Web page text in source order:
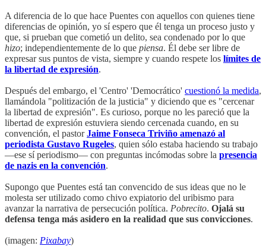
A diferencia de lo que hace Puentes con aquellos con quienes tiene
diferencias de opinión, yo sí espero que él tenga un proceso justo y
que, si prueban que cometió un delito, sea condenado por lo que
hizo; independientemente de lo que piensa. Él debe ser libre de
expresar sus puntos de vista, siempre y cuando respete los límites de
la libertad de expresión.
Después del embargo, el 'Centro' 'Democrático' cuestionó la medida,
llamándola "politización de la justicia" y diciendo que es "cercenar
la libertad de expresión". Es curioso, porque no les pareció que la
libertad de expresión estuviera siendo cercenada cuando, en su
convención, el pastorJaime Fonseca Triviño amenazó al
periodista Gustavo Rugeles, quien sólo estaba haciendo su trabajo
—ese sí periodismo— con preguntas incómodas sobre la presencia
de nazis en la convención.
Supongo que Puentes está tan convencido de sus ideas que no le
molesta ser utilizado como chivo expiatorio del uribismo para
avanzar la narrativa de persecución política. Pobrecito. Ojalá su
defensa tenga más asidero en la realidad que sus convicciones.
(imagen: Pixabay)